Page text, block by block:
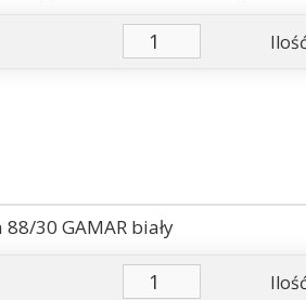
30 GAMAR biały